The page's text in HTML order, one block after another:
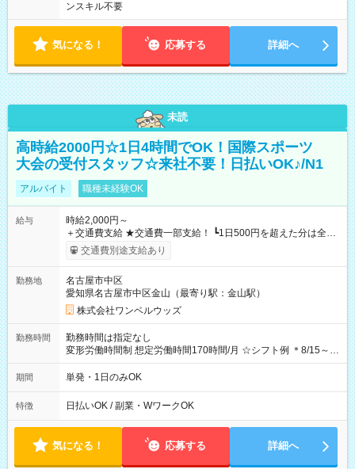
ンスキル不要
気になる！ 応募する 詳細へ
未読
高時給2000円☆1日4時間でOK！国際スポーツ
大会の受付スタッフ☆来社不要！日払いOK♪/N1
アルバイト 職種未経験OK
給与
時給2,000円～
＋交通費支給 ★交通費一部支給！ ┗1日500円を超えた分は全額
支給！ ※往復500円以内の方は自己負担となります ★日払い
OK！（規定あり） ┗働いたその日に現金GET♪ お仕事後はコン
期間なし
交通費別途支給あり
勤務地
名古屋市中区
愛知県名古屋市中区金山（最寄り駅：金山駅）
株式会社ワンベルウッズ
勤務時間
勤務時間は指定なし
変形労働時間制 想定労働時間170時間/月 ☆シフト例 ＊8/15～
10/26 全日共通 08：00～12：00 17：00～21：00 ＊8/31
～9/19のみ下記シフトもあります！ 12：00～16：00 ＊9/6～
00
期間 単発・1日のみOK
特徴 日払いOK / 副業・WワークOK
気になる！ 応募する 詳細へ